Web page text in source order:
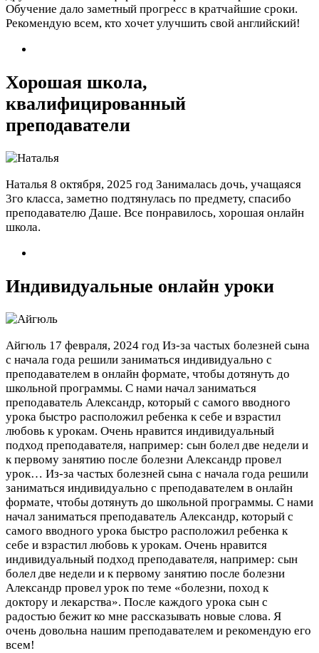
Обучение дало заметный прогресс в кратчайшие сроки.
Рекомендую всем, кто хочет улучшить свой английский!
Хорошая школа,
квалифицированный
преподаватели
Наталья 8 октября, 2025 год Занималась дочь, учащаяся
3го класса, заметно подтянулась по предмету, спасибо
преподавателю Даше. Все понравилось, хорошая онлайн
школа.
Индивидуальные онлайн уроки
Айгюль 17 февраля, 2024 год Из-за частых болезней сына
с начала года решили заниматься индивидуально с
преподавателем в онлайн формате, чтобы дотянуть до
школьной программы. С нами начал заниматься
преподаватель Александр, который с самого вводного
урока быстро расположил ребенка к себе и взрастил
любовь к урокам. Очень нравится индивидуальный
подход преподавателя, например: сын болел две недели и
к первому занятию после болезни Александр провел
урок… Из-за частых болезней сына с начала года решили
заниматься индивидуально с преподавателем в онлайн
формате, чтобы дотянуть до школьной программы. С нами
начал заниматься преподаватель Александр, который с
самого вводного урока быстро расположил ребенка к
себе и взрастил любовь к урокам. Очень нравится
индивидуальный подход преподавателя, например: сын
болел две недели и к первому занятию после болезни
Александр провел урок по теме «болезни, поход к
доктору и лекарства». После каждого урока сын с
радостью бежит ко мне рассказывать новые слова. Я
очень довольна нашим преподавателем и рекомендую его
всем!